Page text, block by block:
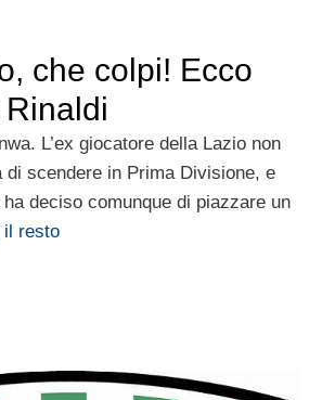
che colpi! Ecco
L’ex giocatore della Lazio non
di scendere in Prima Divisione, e
deciso comunque di piazzare un
il resto